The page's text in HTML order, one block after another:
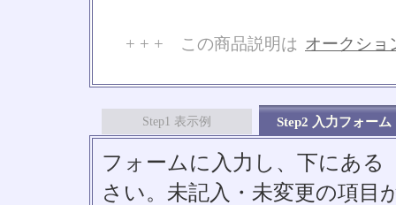
+ + + この商品説明は オークショ
Step1 表示例 Step2 入力フォーム
フォームに入力し、下にあ
さい。未記入・未変更の項目